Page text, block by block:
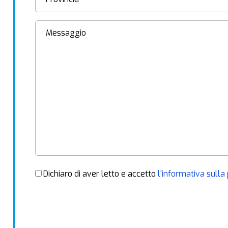
Dichiaro di aver letto e accettol'informativa sulla